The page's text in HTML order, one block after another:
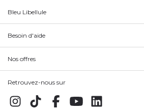
Bleu Libellule
Besoin d'aide
Nos offres
Retrouvez-nous sur